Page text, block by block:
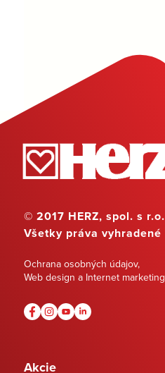
© 2017 HERZ, spol. s r.o.
Všetky práva vyhradené
Ochrana osobných údajov,
Web design a Internet marketing
Akcie